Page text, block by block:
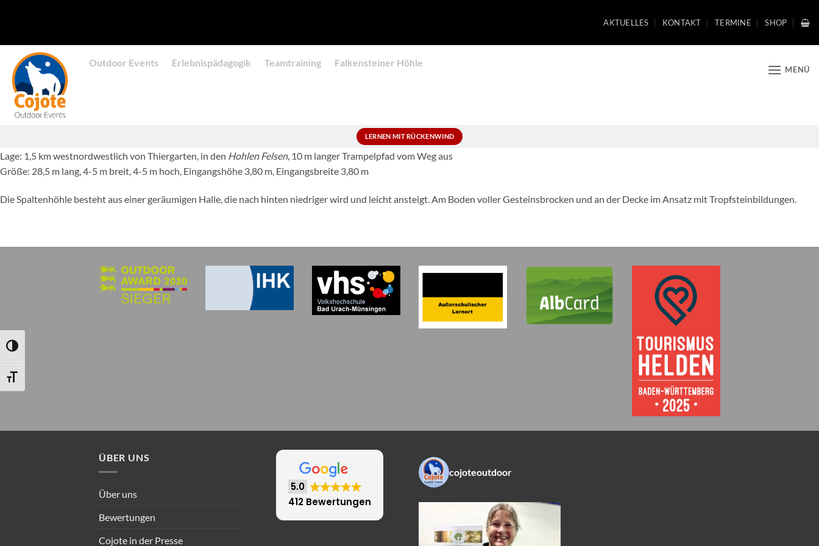
UMSCHALTEN AUF HOHE KONTRASTE
SCHRIFT VERGRÖSSERN
AKTUELLES KONTAKT TERMINE SHOP
Outdoor Events Erlebnispädagogik Teamtraining Falkensteiner Höhle
MENÜ
LERNEN MIT RÜCKENWIND
Lage: 1,5 km westnordwestlich von Thiergarten, in den Hohlen Felsen, 10 m langer Trampelpfad vom Weg aus
Größe: 28,5 m lang, 4-5 m breit, 4-5 m hoch, Eingangshöhe 3,80 m, Eingangsbreite 3,80 m
Die Spaltenhöhle besteht aus einer geräumigen Halle, die nach hinten niedriger wird und leicht ansteigt. Am Boden voller Gesteinsbrocken und an der Decke im Ansatz mit Tropfsteinbildungen.
ÜBER UNS
Über uns
Bewertungen
Cojote in der Presse
5.0
412 Bewertungen
cojoteoutdoor